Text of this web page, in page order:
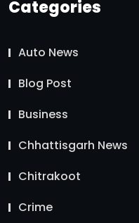
Categories
Auto News
Blog Post
Business
Chhattisgarh News
Chitrakoot
Crime